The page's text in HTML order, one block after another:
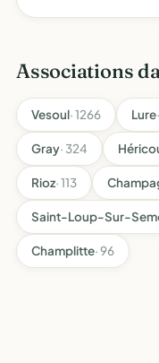
Associations
Vesoul· 1266 Lure
Gray· 324
Rioz· 113
Saint-Loup-Sur-
Champlitte· 96